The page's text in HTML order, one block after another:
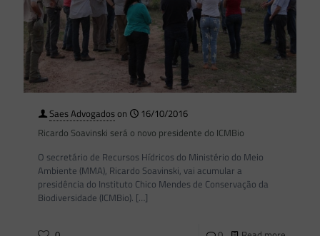
Saes Advogadoson
16/10/2016
Ricardo Soavinski será o novo presidente do ICMBio
O secretário de Recursos Hídricos do Ministério do Meio
Ambiente (MMA), Ricardo Soavinski, vai acumular a
presidência do Instituto Chico Mendes de Conservação da
Biodiversidade (ICMBio). […]